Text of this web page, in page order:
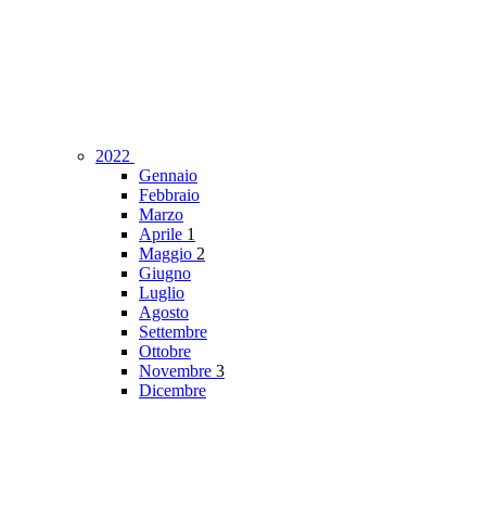
2022
Gennaio
Febbraio
Marzo
Aprile 1
Maggio 2
Giugno
Luglio
Agosto
Settembre
Ottobre
Novembre 3
Dicembre